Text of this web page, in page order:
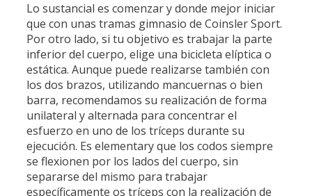
Lo sustancial es comenzar y donde mejor iniciar
que con unas tramas gimnasio de Coinsler Sport.
Por otro lado, si tu objetivo es trabajar la parte
inferior del cuerpo, elige una bicicleta elíptica o
estática. Aunque puede realizarse también con
los dos brazos, utilizando mancuernas o bien
barra, recomendamos su realización de forma
unilateral y alternada para concentrar el
esfuerzo en uno de los tríceps durante su
ejecución. Es elementary que los codos siempre
se flexionen por los lados del cuerpo, sin
separarse del mismo para trabajar
específicamente os tríceps con la realización de